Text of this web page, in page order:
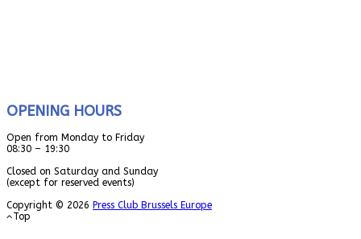
OPENING HOURS
Open from Monday to Friday
08:30 – 19:30
Closed on Saturday and Sunday
(except for reserved events)
Copyright © 2026 Press Club Brussels Europe
Top